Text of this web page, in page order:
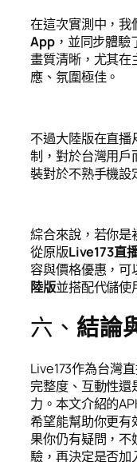
在這次實測中，我
App，並同步體驗
畫質清晰，尤其在
應、氛圍極佳。
不過大陸版在直
制，對於台灣用戶
裝對於不熟手機設
綜合來說，若你是
從原版Live173直
容與價格優惠，
陸版並搭配代儲使
六、 結論
Live173作為台灣
完整度、互動性
力。本文介紹的
希望能幫助你更有
果你仍有疑問，不
驗，再決定是否加